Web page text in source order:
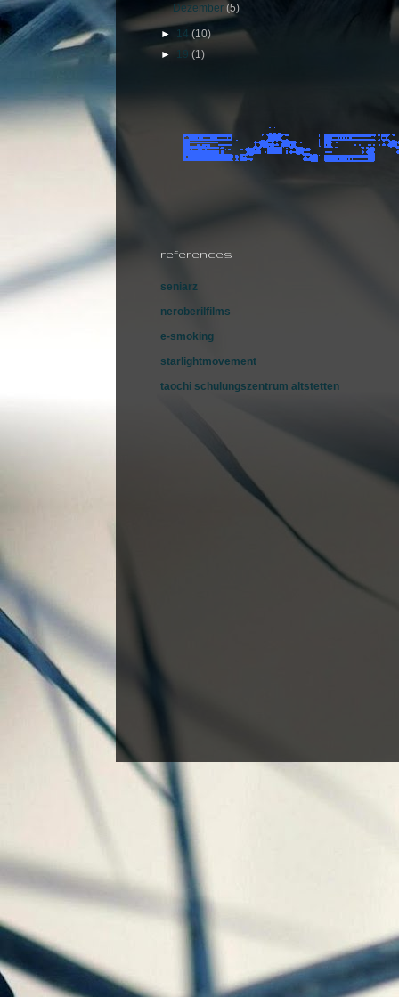
Dezember(5)
► 14 (10)
►
19 (1)
references
seniarz
neroberilfilms
e-smoking
starlightmovement
taochi schulungszentrum altstetten